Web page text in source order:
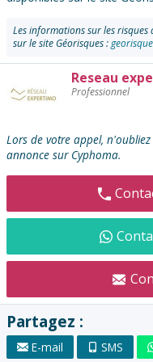
Les informations sur les risques
sur le site Géorisques :
l'annonceur
Reseau
Professionnel
Lors de votre appel,
annonce sur Cyphoma.
Partagez :
E-mail SMS